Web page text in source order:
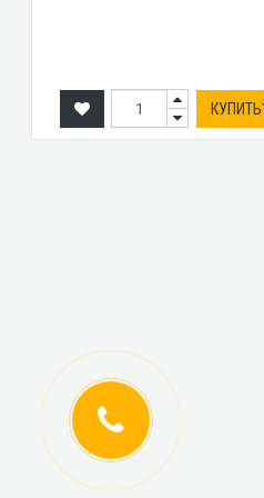
КУПИТЬ